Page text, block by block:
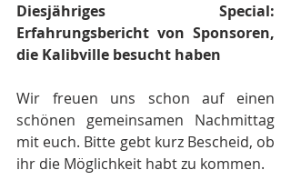
Diesjähriges Special:
Erfahrungsbericht von Sponsoren,
die Kalibville besucht haben
Wir freuen uns schon auf einen
schönen gemeinsamen Nachmittag
mit euch. Bitte gebt kurz Bescheid, ob
ihr die Möglichkeit habt zu kommen.